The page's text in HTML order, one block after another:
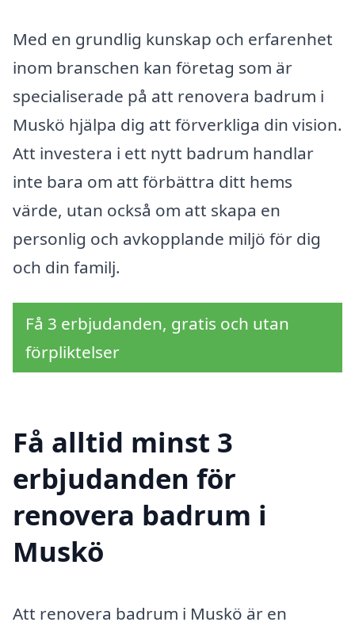
Med en grundlig kunskap och erfarenhet
inom branschen kan företag som är
specialiserade på att renovera badrum i
Muskö hjälpa dig att förverkliga din vision.
Att investera i ett nytt badrum handlar
inte bara om att förbättra ditt hems
värde, utan också om att skapa en
personlig och avkopplande miljö för dig
och din familj.
Få 3 erbjudanden, gratis och utan
förpliktelser
Få alltid minst 3
erbjudanden för
renovera badrum i
Muskö
Att renovera badrum i Muskö är en